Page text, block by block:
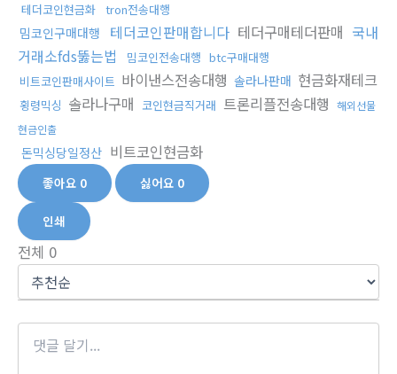
테더코인현금화 tron전송대행
밈코인구매대행 테더코인판매합니다 테더구매테더판매 국내
거래소fds뚫는법
밈코인전송대행 btc구매대행
비트코인판매사이트 바이낸스전송대행 솔라나판매 현금화재테크
횡령믹싱 솔라나구매 코인현금직거래 트론리플전송대행 해외선물
현금인출
돈믹싱당일정산 비트코인현금화
좋아요 0 싫어요 0
인쇄
전체 0